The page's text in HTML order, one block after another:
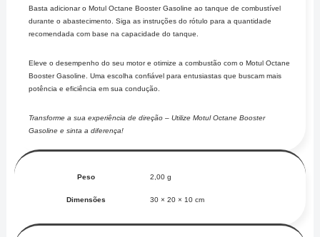
Basta adicionar o Motul Octane Booster Gasoline ao tanque de combustível
durante o abastecimento. Siga as instruções do rótulo para a quantidade
recomendada com base na capacidade do tanque.
Eleve o desempenho do seu motor e otimize a combustão com o Motul Octane
Booster Gasoline. Uma escolha confiável para entusiastas que buscam mais
potência e eficiência em sua condução.
Transforme a sua experiência de direção – Utilize Motul Octane Booster
Gasoline e sinta a diferença!
Peso 2,00 g
Dimensões 30 × 20 × 10 cm